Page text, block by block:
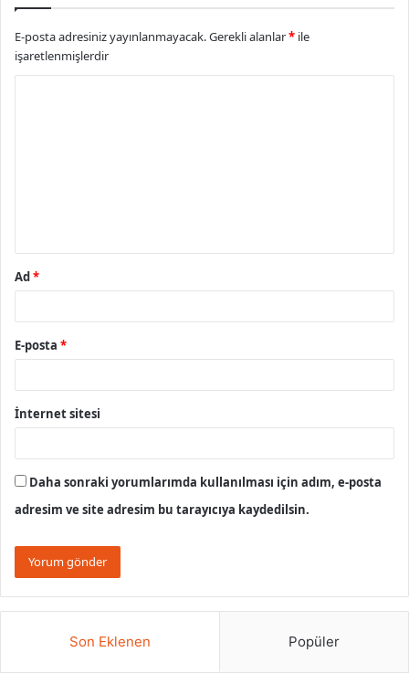
E-posta adresiniz yayınlanmayacak.Gerekli alanlar* ile
işaretlenmişlerdir
Ad*
E-posta *
İnternet sitesi
Daha sonraki yorumlarımda kullanılması için adım, e-posta
adresim ve site adresim bu tarayıcıya kaydedilsin.
Son Eklenen Popüler